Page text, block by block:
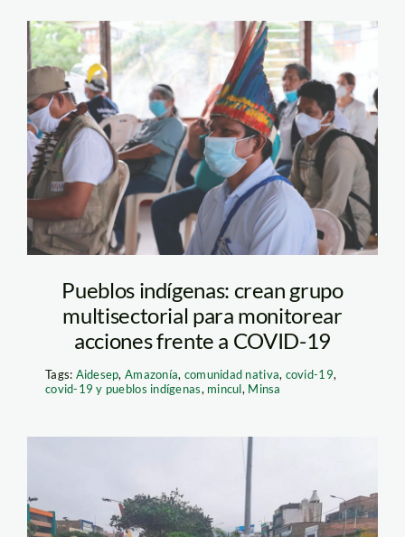
Orpio
Pueblos indígenas: crean grupo
multisectorial para monitorear
acciones frente a COVID-19
Tags: Aidesep,Amazonía, comunidad nativa, covid-19,
covid-19 y pueblos indígenas, mincul, Minsa
ciclovia—chimbote